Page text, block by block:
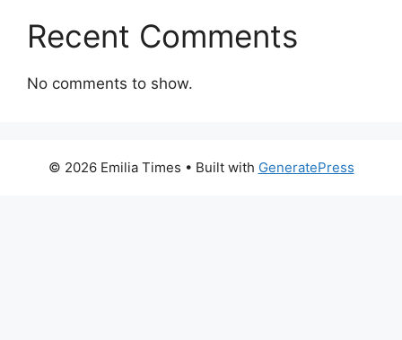
Recent Comments
No comments to show.
© 2026 Emilia Times • Built with GeneratePress